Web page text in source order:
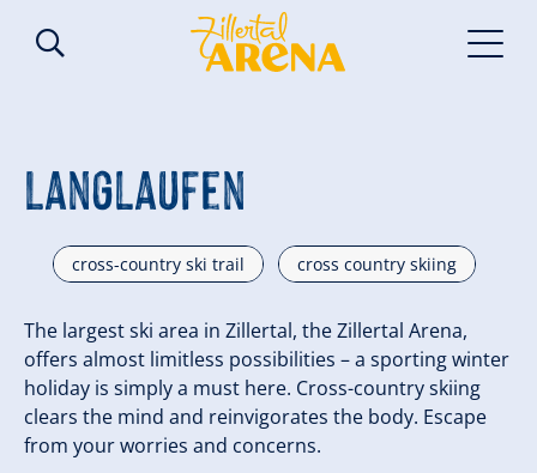
Langlaufen
cross-country ski trail cross country skiing
The largest ski area in Zillertal, the Zillertal Arena,
offers almost limitless possibilities – a sporting winter
holiday is simply a must here. Cross-country skiing
clears the mind and reinvigorates the body. Escape
from your worries and concerns.